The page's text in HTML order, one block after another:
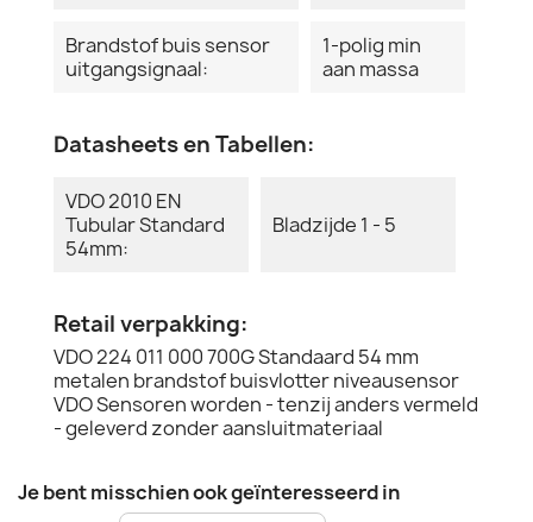
Brandstof buis sensor
uitgangsignaal:
1-polig min
aan massa
Datasheets en Tabellen:
VDO 2010 EN
Tubular Standard
54mm:
Bladzijde 1 - 5
Retail verpakking:
VDO 224 011 000 700G Standaard 54 mm
metalen brandstof buisvlotter niveausensor
VDO Sensoren worden - tenzij anders vermeld
- geleverd zonder aansluitmateriaal
Je bent misschien ook geïnteresseerd in